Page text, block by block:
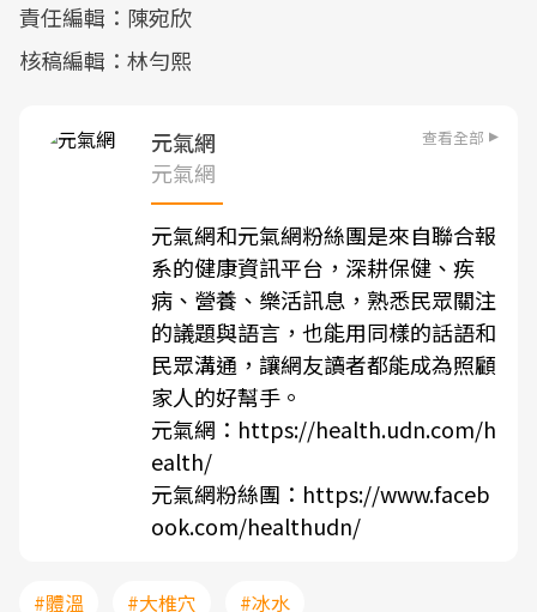
責任編輯：陳宛欣
核稿編輯：林勻熙
元氣網 查看全部
元氣網
元氣網和元氣網粉絲團是來自聯合報
系的健康資訊平台，深耕保健、疾
病、營養、樂活訊息，熟悉民眾關注
的議題與語言，也能用同樣的話語和
民眾溝通，讓網友讀者都能成為照顧
家人的好幫手。
元氣網： https://health.udn.com/h
ealth/
元氣網粉絲團： https://www.faceb
ook.com/healthudn/
#體溫 #大椎穴 #冰水